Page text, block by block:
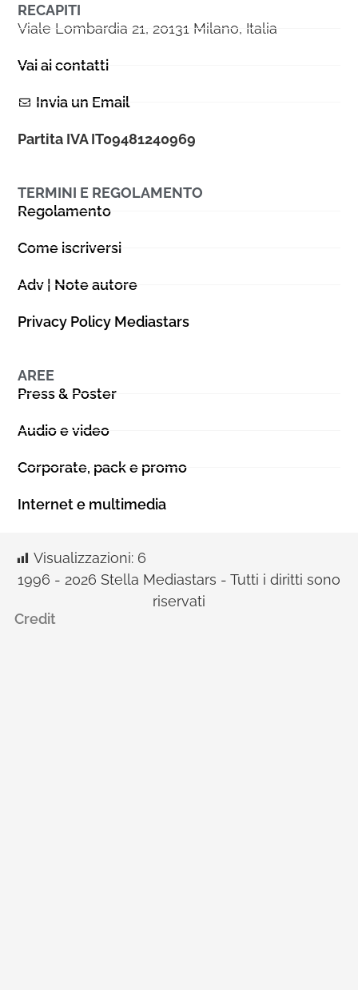
RECAPITI
Viale Lombardia 21, 20131 Milano, Italia
Vai ai contatti
Invia un Email
Partita IVA IT09481240969
TERMINI E REGOLAMENTO
Regolamento
Come iscriversi
Adv | Note autore
Privacy Policy Mediastars
AREE
Press & Poster
Audio e video
Corporate, pack e promo
Internet e multimedia
Visualizzazioni: 6
1996 - 2026 Stella Mediastars - Tutti i diritti sono
riservati
Credit